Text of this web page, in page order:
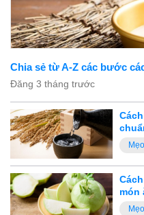
Chia sẻ từ A-Z các bước
Đăng 3 tháng trước
món
qua